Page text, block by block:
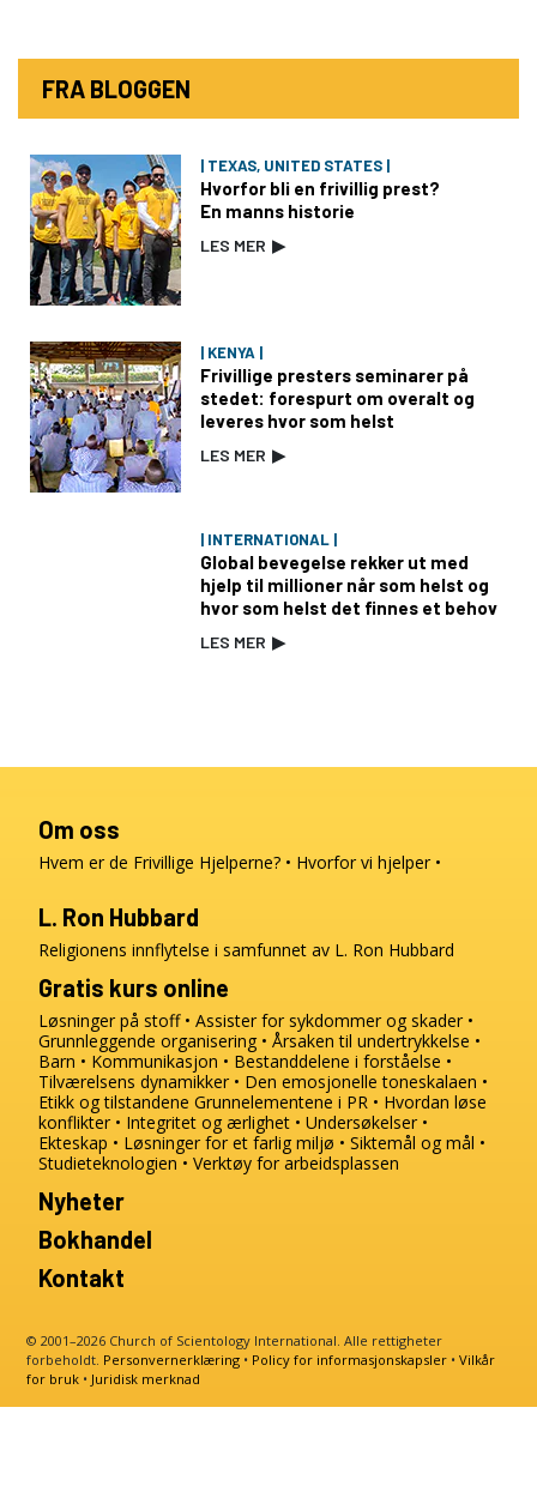
FRA BLOGGEN
| TEXAS, UNITED STATES |
Hvorfor bli en frivillig prest?
En manns historie
LES MER ▶
| KENYA |
Frivillige presters seminarer på
stedet: forespurt om overalt og
leveres hvor som helst
LES MER ▶
| INTERNATIONAL |
Global bevegelse rekker ut med
hjelp til millioner når som helst og
hvor som helst det finnes et behov
LES MER ▶
Om oss
Hvem er de Frivillige Hjelperne? Hvorfor vi hjelper
L. Ron Hubbard
Religionens innflytelse i samfunnet av L. Ron Hubbard
Gratis kurs online
Løsninger på stoff
Assister for sykdommer og skader
Grunnleggende organisering
Årsaken til undertrykkelse
Barn
Kommunikasjon
Bestanddelene i forståelse
Tilværelsens dynamikker
Den emosjonelle toneskalaen
Etikk og tilstandene Grunnelementene i PR
Hvordan løse
konflikter
Integritet og ærlighet
Undersøkelser
Ekteskap
Løsninger for et farlig miljø
Siktemål og mål
Studieteknologien
Verktøy for arbeidsplassen
Nyheter
Bokhandel
Kontakt
© 2001–2026 Church of Scientology International. Alle rettigheter
forbeholdt. Personvernerklæring • Policy for informasjonskapsler •Vilkår
for bruk • Juridisk merknad